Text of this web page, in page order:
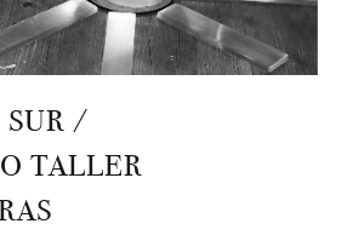
SUR /
TALLER